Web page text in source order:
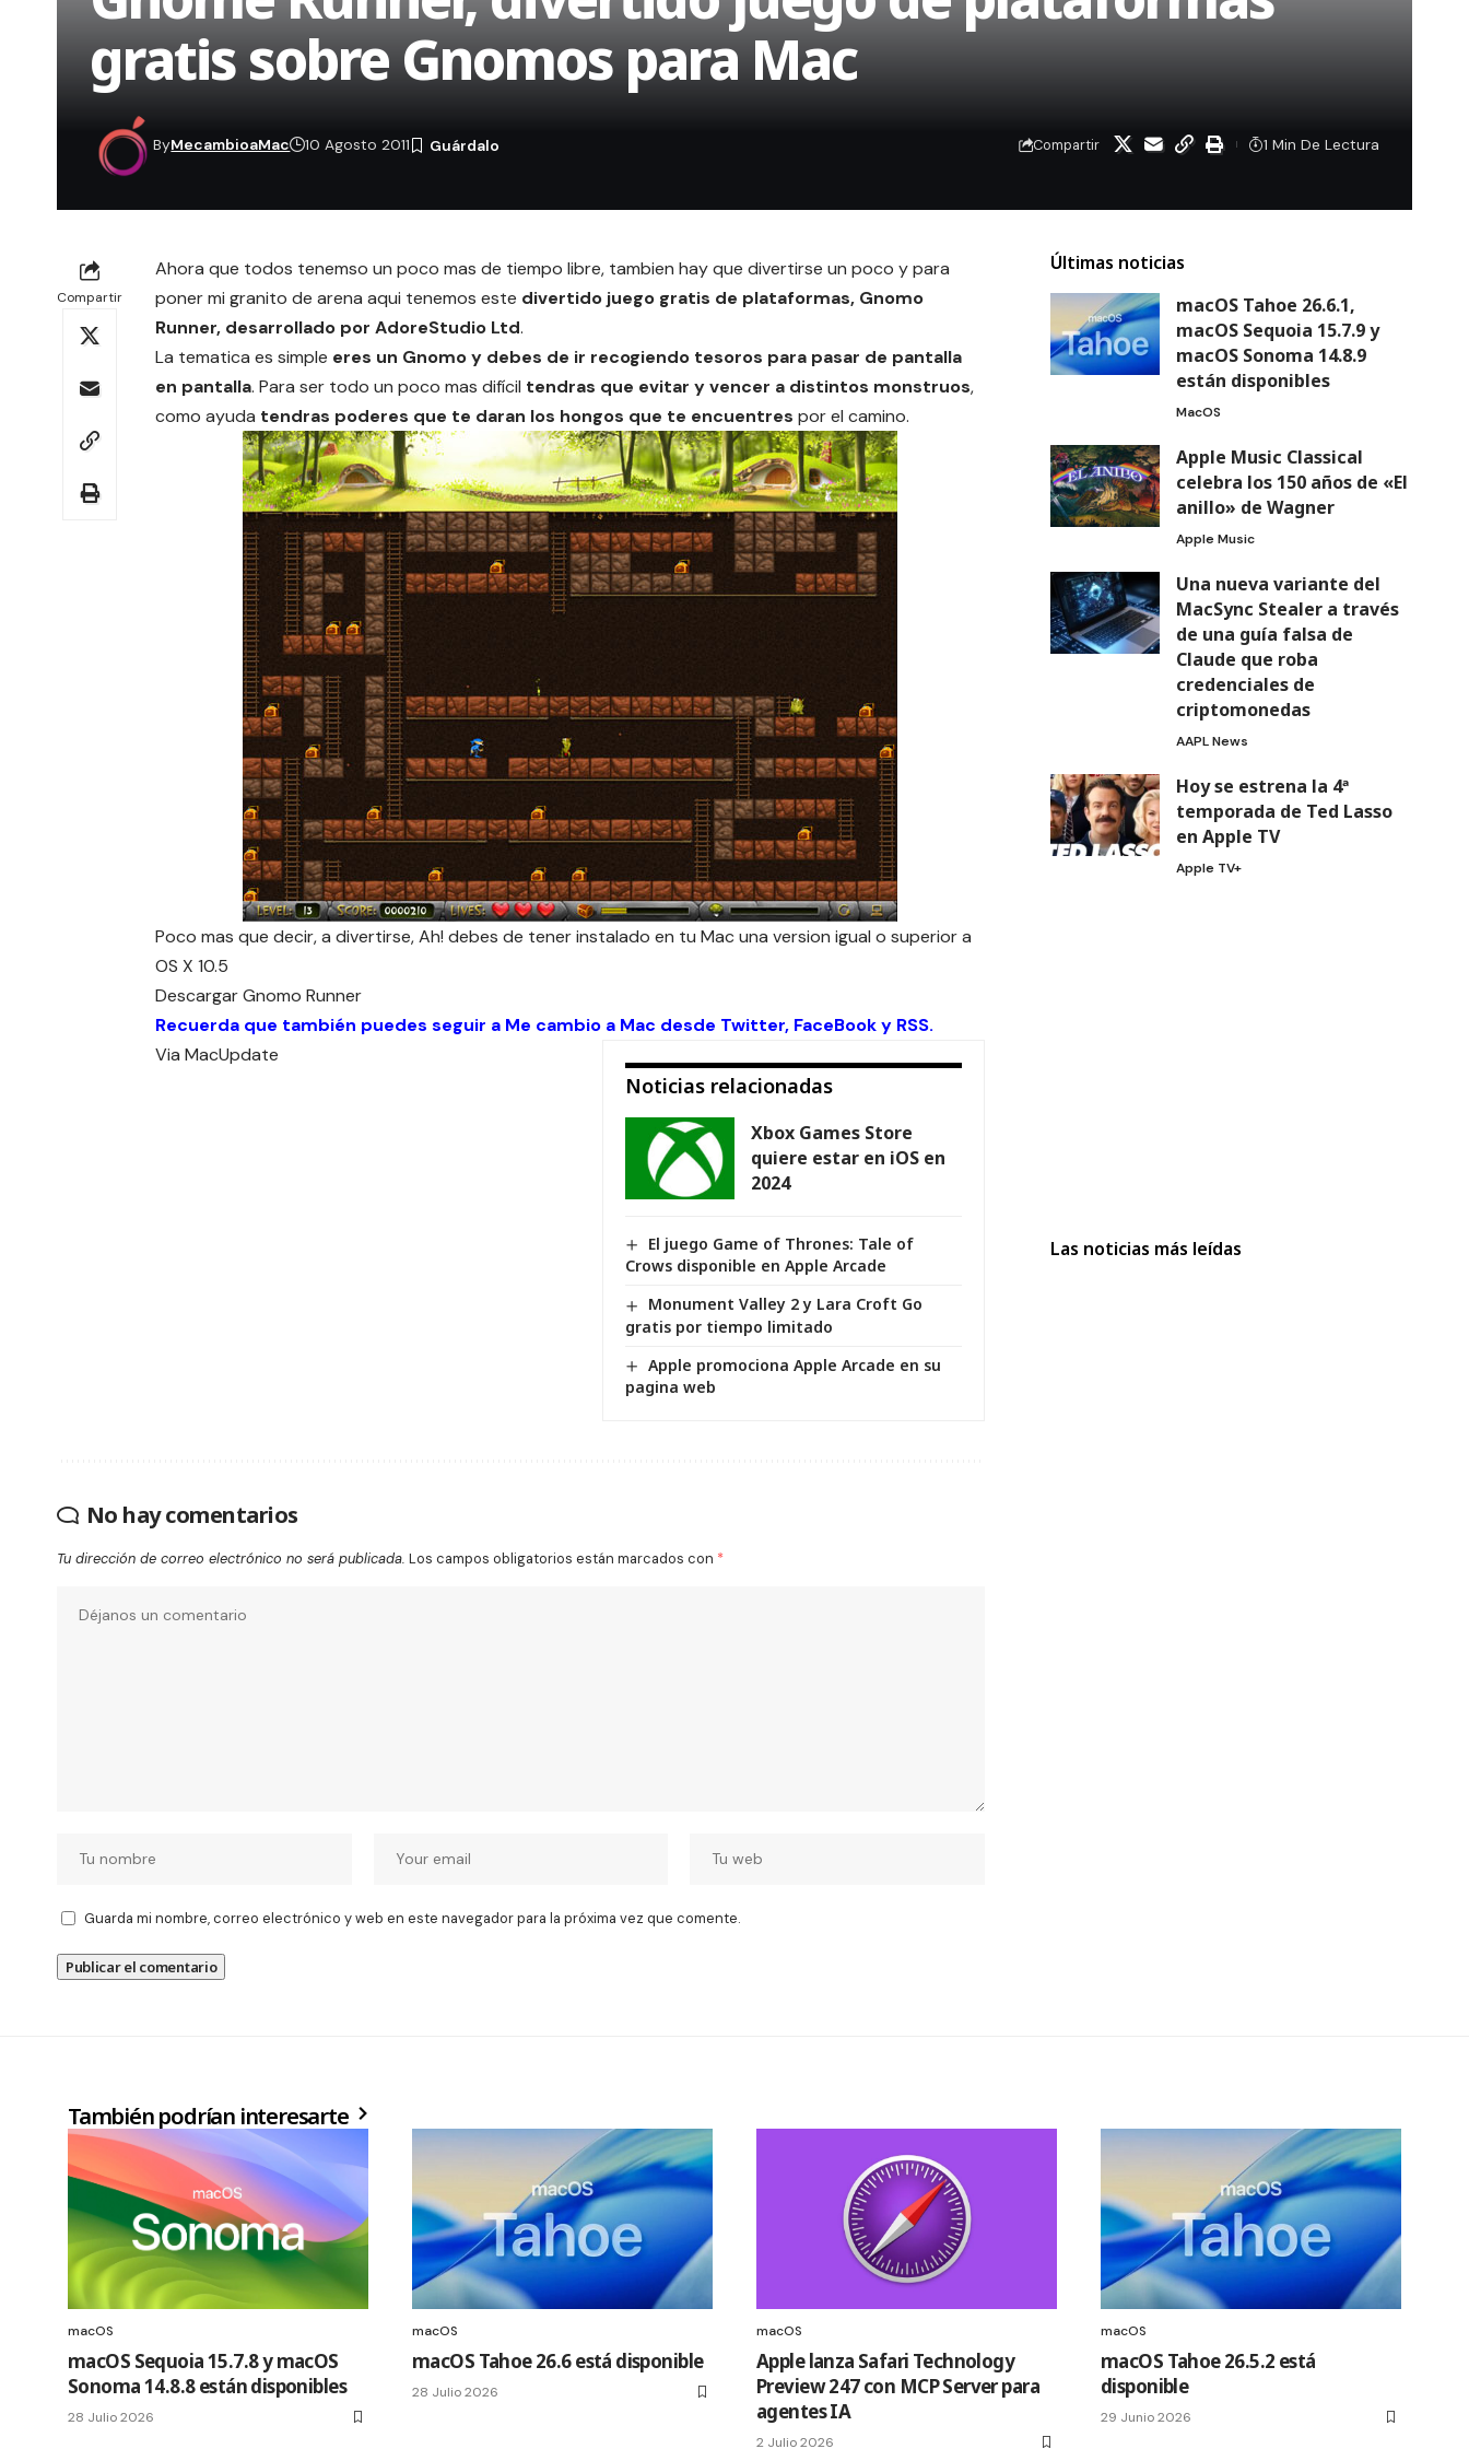
gratis sobre Gnomos para Mac
ByMecambioaMac 10 Agosto 2011 Compartir 1 Min De Lectura
Compartir
Ahora que todos tenemso un poco mas de tiempo libre, tambien hay que divertirse un poco y para
poner mi granito de arena aqui tenemos este divertido juego gratis de plataformas, Gnomo
Runner, desarrollado por AdoreStudio Ltd.
La tematica es simple eres un Gnomo y debes de ir recogiendo tesoros para pasar de pantalla
en pantalla. Para ser todo un poco mas difícil tendras que evitar y vencer a distintos monstruos,
como ayuda tendras poderes que te daran los hongos que te encuentres por el camino.
Poco mas que decir, a divertirse, Ah! debes de tener instalado en tu Mac una version igual o superior a
OS X 10.5
DescargarGnomo Runner
Recuerda que también puedes seguir a Me cambio a Mac desde Twitter, FaceBooky RSS.
Noticias relacionadas
Xbox Games Store
quiere estar en iOS en
2024
El juego Game of Thrones: Tale of
Crows disponible en Apple Arcade
Monument Valley 2 y Lara Croft Go
gratis por tiempo limitado
Apple promociona Apple Arcade en su
pagina web
Via MacUpdate
No hay comentarios
Tu dirección de correo electrónico no será publicada. Los campos obligatorios están marcados con *
Guarda mi nombre, correo electrónico y web en este navegador para la próxima vez que comente.
Últimas noticias
macOS Tahoe 26.6.1,
macOS Sequoia 15.7.9 y
macOS Sonoma 14.8.9
están disponibles
MacOS
Apple Music Classical
celebra los 150 años de «El
anillo» de Wagner
Apple Music
Una nueva variante del
MacSync Stealer a través
de una guía falsa de
Claude que roba
credenciales de
criptomonedas
AAPL News
Hoy se estrena la 4ª
temporada de Ted Lasso
en Apple TV
Apple TV+
Las noticias más leídas
También podrían interesarte
macOS
macOS Sequoia 15.7.8 y macOS
Sonoma 14.8.8 están disponibles
28 Julio 2026
macOS
macOS Tahoe 26.6 está disponible
28 Julio 2026
macOS
Apple lanza Safari Technology
Preview 247 con MCP Server para
agentes IA
2 Julio 2026
macOS
macOS Tahoe 26.5.2 está
disponible
29 Junio 2026